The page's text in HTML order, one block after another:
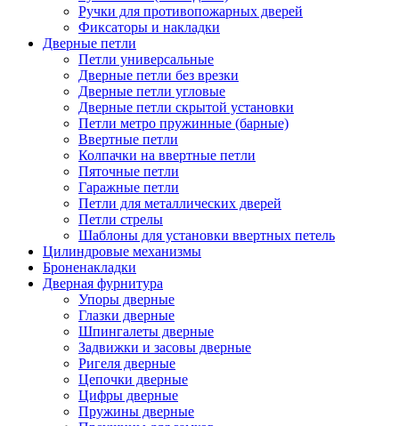
Ручки для противопожарных дверей
Фиксаторы и накладки
Дверные петли
Петли универсальные
Дверные петли без врезки
Дверные петли угловые
Дверные петли скрытой установки
Петли метро пружинные (барные)
Ввертные петли
Колпачки на ввертные петли
Пяточные петли
Гаражные петли
Петли для металлических дверей
Петли стрелы
Шаблоны для установки ввертных петель
Цилиндровые механизмы
Броненакладки
Дверная фурнитура
Упоры дверные
Глазки дверные
Шпингалеты дверные
Задвижки и засовы дверные
Ригеля дверные
Цепочки дверные
Цифры дверные
Пружины дверные